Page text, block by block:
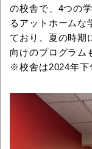
の校舎で、4つの
るアットホームな
ており、夏の時期
向けのプログラム
※校舎は2024年下